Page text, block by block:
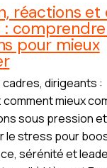
réactions et
:
pour mieux
dirigeants :
mieux
sous pression et
le stress pour
sérénité et